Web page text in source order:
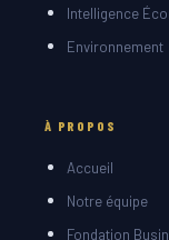
Intelligence
Environnement
À PROPOS
Accueil
Notre équipe
Fondation